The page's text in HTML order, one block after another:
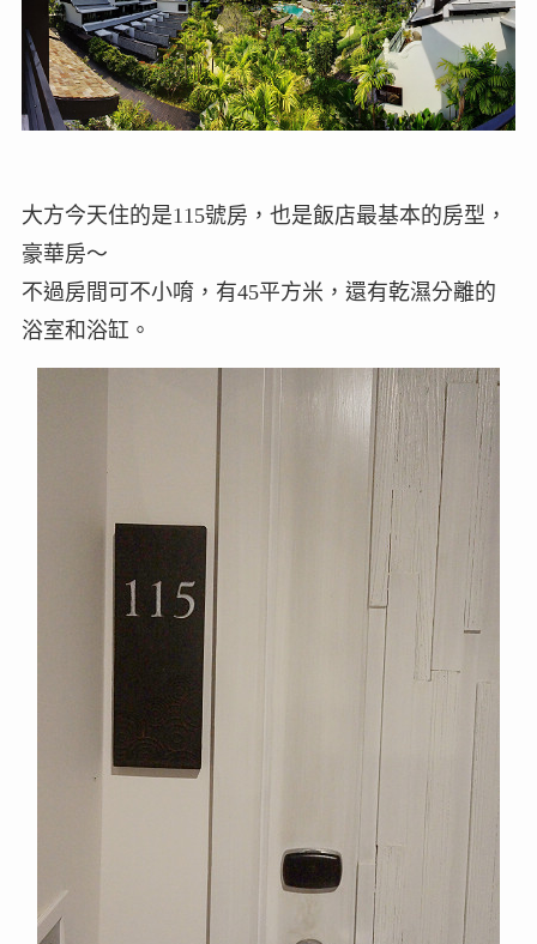
大方今天住的是115號房，也是飯店最基本的房型，
豪華房～
不過房間可不小唷，有45平方米，還有乾濕分離的
浴室和浴缸。